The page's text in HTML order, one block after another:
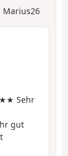
Marius26
Sehr
gut